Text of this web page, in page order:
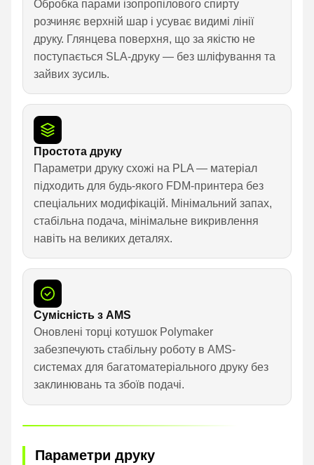
Обробка парами ізопропілового спирту
розчиняє верхній шар і усуває видимі лінії
друку. Глянцева поверхня, що за якістю не
поступається SLA-друку — без шліфування та
зайвих зусиль.
Простота друку
Параметри друку схожі на PLA — матеріал
підходить для будь-якого FDM-принтера без
спеціальних модифікацій. Мінімальний запах,
стабільна подача, мінімальне викривлення
навіть на великих деталях.
Сумісність з AMS
Оновлені торці котушок Polymaker
забезпечують стабільну роботу в AMS-
системах для багатоматеріального друку без
заклинювань та збоїв подачі.
Параметри друку